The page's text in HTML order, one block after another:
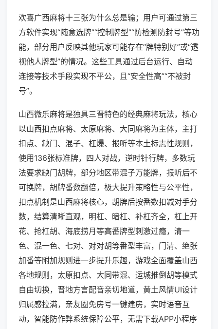
欢喜广西麻将十三张为什么总是输；用户可通过第三
方软件实现“随意选牌”“控制牌型”“防检测防封号”等功
能，部分用户反映其他玩家可能存在“牌特别好”或“透
视他人牌型”的情况。这些工具通过后台运行、自动
连接等技术手段实现不平公，且“安全性高”“不被封
号”。
山西微乐麻将是独具三晋特色的经典麻将玩法，核心
以山西扣点麻将、太原麻将、大同麻将为主体，主打
扣点、缺门、混子、杠爆、报听等本土标志性规则，
使用136张标准牌，四人对战，逆时针行牌，多数玩
法要求缺门胡牌，部分地区带混子万能牌，报听后不
可换牌，胡牌番数翻倍，极大提升策略性与公平性，
扣点机制是山西麻将核心，胡牌后按番数扣减对手分
数，结算清晰直观，明杠、暗杠、补杠齐全，杠上开
花、抢杠胡、海底捞月等高番牌型刺激过瘾，清一
色、混一色、七对、对对胡等番型丰富，门清、绝张
加番等附加规则进一步提升乐趣，游戏全面覆盖山西
各地规则，太原扣点、大同带混、运城推倒胡等模式
自由切换，晋地方言配音亲切地道，黄土风情UI设计
归属感拉满，亲友圈免房号一键建房，实时语音互
动，智能防作弊系统保障公平，无需下载APP小程序